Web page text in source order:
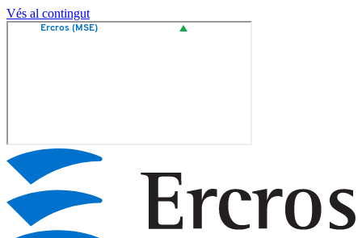
Vés al contingut